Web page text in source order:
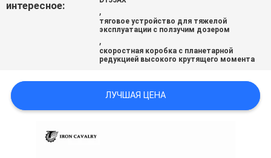
ОТПРАВИТЬ
ПОЛИТИКА
УЕДИНЕНИЯ
интересное:
,
тяговое устройство для тяжелой
эксплуатации с ползучим дозером
,
скоростная коробка с планетарной
редукцией высокого крутящего момента
ЛУЧШАЯ ЦЕНА